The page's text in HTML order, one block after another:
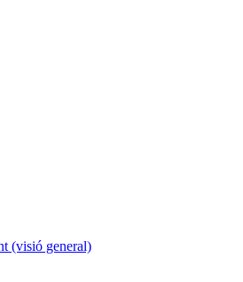
(visió general)